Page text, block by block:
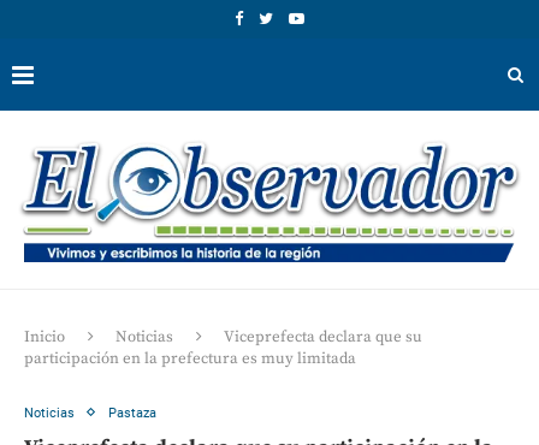
Inicio Noticias
Viceprefecta declara que su
participación en la prefectura es muy limitada
Noticias Pastaza